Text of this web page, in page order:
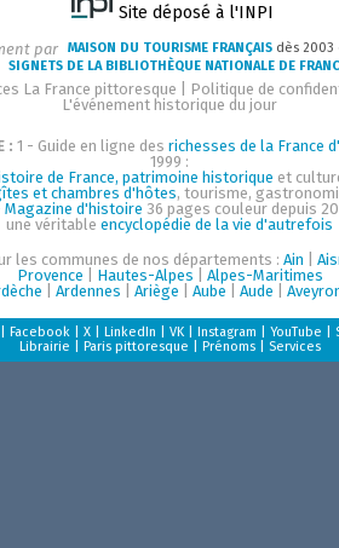
Site déposé à l'INPI
par MAISON DU TOURISME FRANÇAIS dès
SIGNETS DE LA BIBLIOTHÈQUE NATIONALE DE
La France pittoresque
Politique de
L'événement historique du jour
: 1 - Guide en ligne des richesses de la France
1999 :
de France, patrimoine historique et
et chambres d'hôtes, tourisme,
Magazine d'histoire 36 pages couleur depuis
une véritable encyclopédie de la vie d'autrefois
les communes de nos départements : Ain
Provence
Hautes-Alpes
Alpes-Maritimes
Ardennes Ariège Aube Aude
Facebook| X| LinkedIn VK| Instagram YouTube
Librairie
Paris pittoresque Prénoms| Services